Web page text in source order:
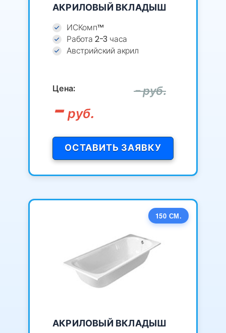
АКРИЛОВЫЙ ВКЛАДЫШ
ИСКомп™
Работа 2-3 часа
Австрийский акрил
Цена: - руб.
- руб.
ОСТАВИТЬ ЗАЯВКУ
150 СМ.
АКРИЛОВЫЙ ВКЛАДЫШ